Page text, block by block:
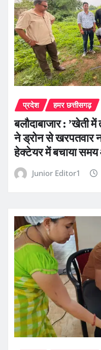
प्रदेश हमर छत्तीसगढ़
बलौदाबाजार : ’खेती
ने ड्रोन से खरपतवार
हेक्टेयर में बचाया
Junior Editor1